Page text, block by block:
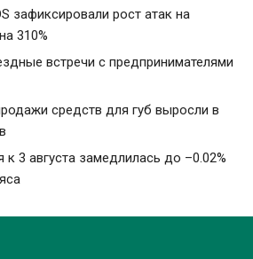
зафиксировали рост атак на
310%
встречи с предпринимателями
средств для губ выросли в
3 августа замедлилась до –0.02%